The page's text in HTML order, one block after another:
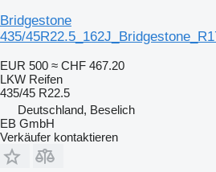
Bridgestone
435/
EUR 500 ≈ CHF 467.20
LKW Reifen
435/45 R22.5
Deutschland, Beselich
EB GmbH
Verkäufer kontaktieren